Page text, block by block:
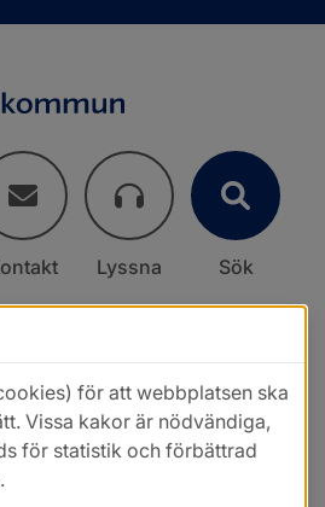
Lyssna Sök
för att webbplatsen ska
Vissa kakor är nödvändiga,
för statistik och förbättrad